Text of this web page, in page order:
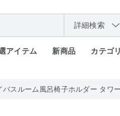
詳細検索
アイテム 新商品 カテゴリ
スルーム風呂椅子ホルダー タワ